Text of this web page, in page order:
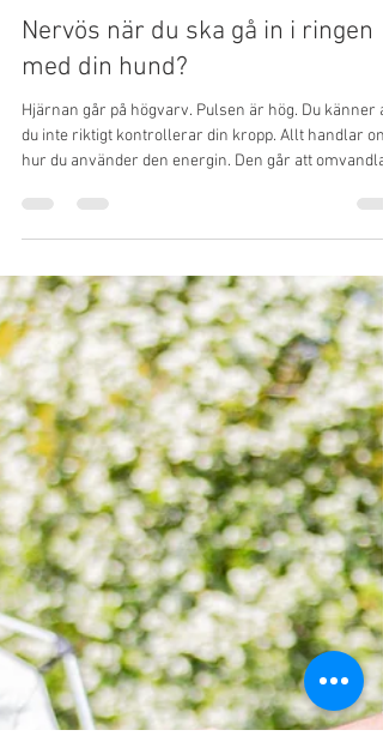
7 juni 2025
Nervös när du ska gå in i ringen
med din hund?
Hjärnan går på högvarv. Pulsen är hög. Du känner
du inte riktigt kontrollerar din kropp. Allt handlar om
hur du använder den energin. Den går att omvandla
till något positivt . Från de negativa tankarna och
rädslorna, som ofta skapas av vårt undermedvetna,
till fokuserad energi.